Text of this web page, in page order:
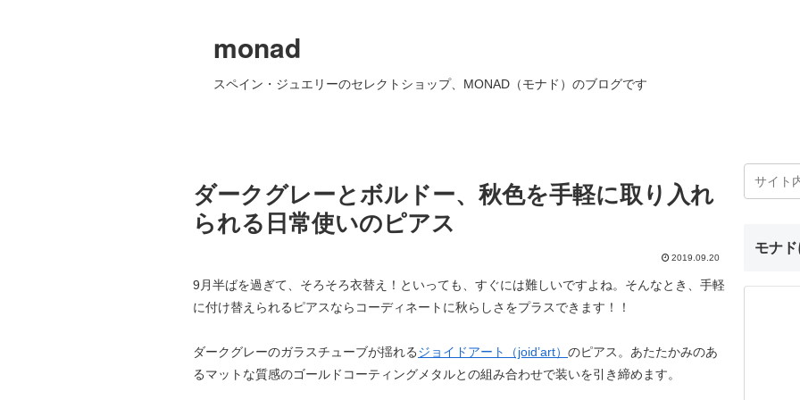
monad
スペイン・ジュエリーのセレクトショップ、MONAD（モナド）のブログです
ダークグレーとボルドー、秋色を手軽に取り入れ
られる日常使いのピアス
2019.09.20
9月半ばを過ぎて、そろそろ衣替え！といっても、すぐには難しいですよね。そんなとき、手軽
に付け替えられるピアスならコーディネートに秋らしさをプラスできます！！
ダークグレーのガラスチューブが揺れるジョイドアート（joid’art） のピアス。あたたかみのあ
るマットな質感のゴールドコーティングメタルとの組み合わせで装いを引き締めます。
モナ